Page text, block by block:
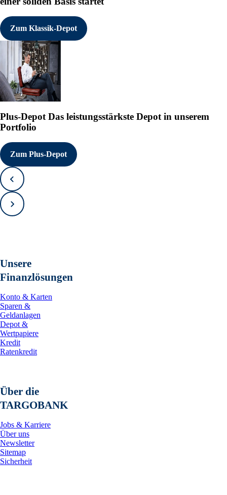
Zum Klassik-Depot
Plus-Depot Das leistungsstärkste Depot in unserem
Portfolio
Zum Plus-Depot
Zurück
Vorwärts
Unsere
Finanzlösungen
Konto & Karten
Sparen &
Geldanlagen
Depot &
Wertpapiere
Kredit
Ratenkredit
Über die
TARGOBANK
Jobs & Karriere
Über uns
Newsletter
Sitemap
Sicherheit